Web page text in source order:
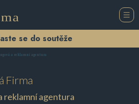
se do soutěže
a reklamní agentura
Firma
reklamní agentura